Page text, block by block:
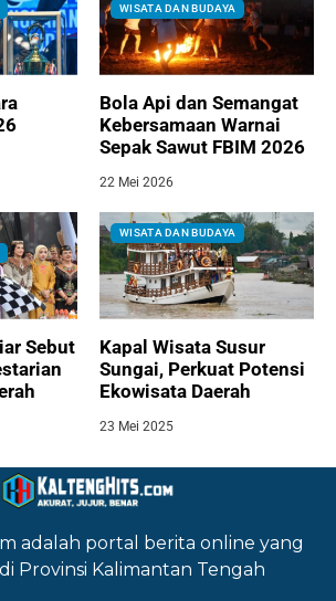
WISATA DAN BUDAYA
Bola Api dan Semangat
Kebersamaan Warnai
Sepak Sawut FBIM 2026
22 Mei 2026
Sebut
WISATA DAN BUDAYA
Kapal Wisata Susur
Sungai, Perkuat Potensi
Ekowisata Daerah
23 Mei 2025
adalah portal berita online yang
Provinsi Kalimantan Tengah